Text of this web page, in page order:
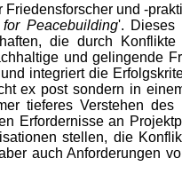
Friedensforscher und -
for Peacebuilding'. Dieses
die durch
und gelingende
integriert die
ex post sondern in
tieferes Verstehen des
Erfordernisse an
stellen, die
auch Anforderungen